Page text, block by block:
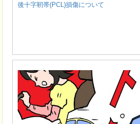
後十字靭帯(PCL)損傷について